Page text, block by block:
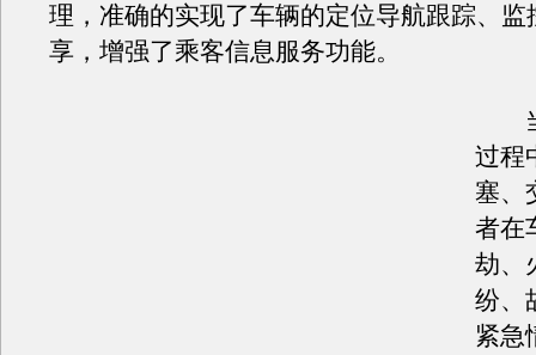
理，准确的实现了车辆的定位导航跟踪、监
享，增强了乘客信息服务功能。
当
过程
塞、
者在
劫、
纷、
紧急